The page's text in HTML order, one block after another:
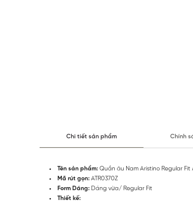
Chi tiết sản phẩm Chính
Tên sản phẩm: Quần âu Nam Aristino Regular Fit
Mã rút gọn: ATR0370Z
Form Dáng: Dáng vừa/ Regular Fit
Thiết kế: